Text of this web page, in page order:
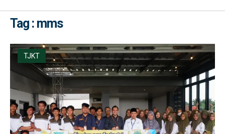
Tag : mms
TJKT